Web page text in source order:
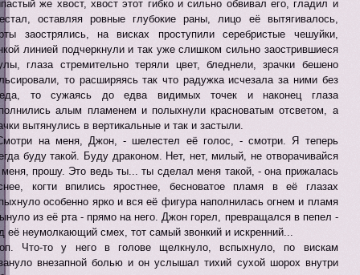
же хвост, хвост этот гибко и сильно обвивал его, гладил и
оставляя ровные глубокие раны, лицо её вытягивалось,
заострялись, на висках проступили серебристые чешуйки,
линией подчеркнули и так уже слишком сильно заострившиеся
глаза стремительно теряли цвет, бледнели, зрачки бешено
то расширяясь так что радужка исчезала за ними без
то сужаясь до едва видимых точек и наконец глаза
алым пламенем и полыхнули красноватым отсветом, а
вытянулись в вертикальные и так и застыли.
на меня, Джон, - шелестел её голос, - смотри. Я теперь
буду такой. Буду драконом. Нет, нет, милый, не отворачивайся
меня, прошу. Это ведь ты... ты сделал меня такой, - она прижалась
когти впились яростнее, бесноватое пламя в её глазах
особенно ярко и вся её фигура наполнилась огнем и пламя
из её рта - прямо на него. Джон горел, превращался в пепел -
её неумолкающий смех, тот самый звонкий и искренний...
Что-то у него в голове щелкнуло, вспыхнуло, по вискам
внезапной болью и он услышал тихий сухой шорох внутри